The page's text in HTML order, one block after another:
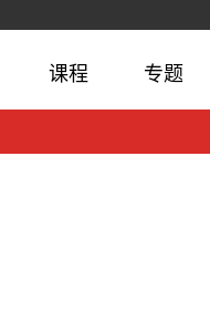
课程 专题